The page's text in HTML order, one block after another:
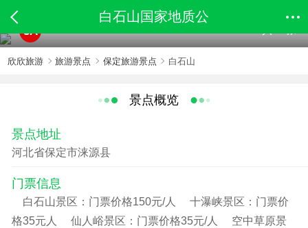
白石山国家地质公
5A
欣欣旅游 旅游景点 保定旅游景点 白石山
景点概览
景点地址
河北省保定市涞源县
门票信息
白石山景区：门票价格150元/人 十瀑峡景区：门票价
格35元人 仙人峪景区：门票价格35元/人 空中草原景